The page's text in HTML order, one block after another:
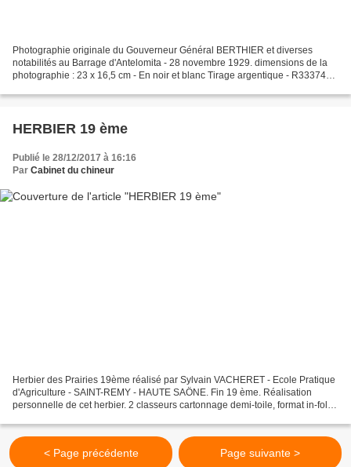
Photographie originale du Gouverneur Général BERTHIER et diverses
notabilités au Barrage d'Antelomita - 28 novembre 1929. dimensions de la
photographie : 23 x 16,5 cm - En noir et blanc Tirage argentique - R33374P
HERBIER 19 ème
Publié le 28/12/2017 à 16:16
Par Cabinet du chineur
Herbier des Prairies 19ème réalisé par Sylvain VACHERET - Ecole Pratique
d'Agriculture - SAINT-REMY - HAUTE SAÖNE. Fin 19 ème. Réalisation
personnelle de cet herbier. 2 classeurs cartonnage demi-toile, format in-folio
< Page précédente Page suivante >